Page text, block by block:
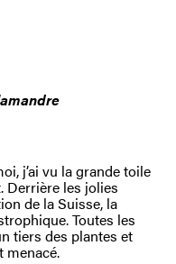
j’ai vu la grande toile
Derrière les jolies
de la Suisse, la
Toutes les
tiers des plantes et
menacé.